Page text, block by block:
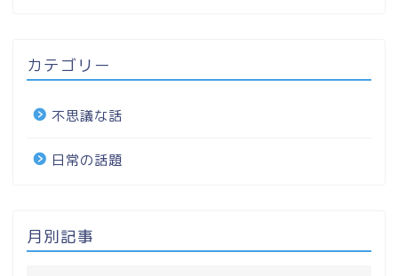
カテゴリー
不思議な話
日常の話題
月別記事